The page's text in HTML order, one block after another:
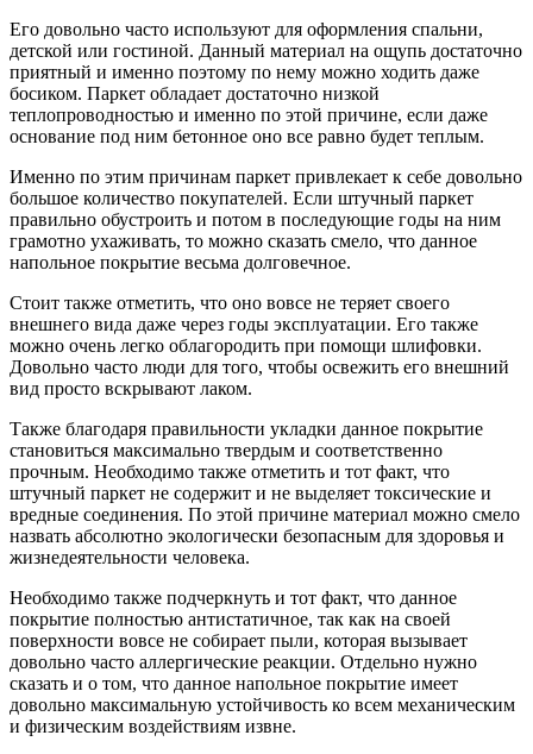
Его довольно часто используют для оформления спальни,
детской или гостиной. Данный материал на ощупь достаточно
приятный и именно поэтому по нему можно ходить даже
босиком. Паркет обладает достаточно низкой
теплопроводностью и именно по этой причине, если даже
основание под ним бетонное оно все равно будет теплым.
Именно по этим причинам паркет привлекает к себе довольно
большое количество покупателей. Если штучный паркет
правильно обустроить и потом в последующие годы на ним
грамотно ухаживать, то можно сказать смело, что данное
напольное покрытие весьма долговечное.
Стоит также отметить, что оно вовсе не теряет своего
внешнего вида даже через годы эксплуатации. Его также
можно очень легко облагородить при помощи шлифовки.
Довольно часто люди для того, чтобы освежить его внешний
вид просто вскрывают лаком.
Также благодаря правильности укладки данное покрытие
становиться максимально твердым и соответственно
прочным. Необходимо также отметить и тот факт, что
штучный паркет не содержит и не выделяет токсические и
вредные соединения. По этой причине материал можно смело
назвать абсолютно экологически безопасным для здоровья и
жизнедеятельности человека.
Необходимо также подчеркнуть и тот факт, что данное
покрытие полностью антистатичное, так как на своей
поверхности вовсе не собирает пыли, которая вызывает
довольно часто аллергические реакции. Отдельно нужно
сказать и о том, что данное напольное покрытие имеет
довольно максимальную устойчивость ко всем механическим
и физическим воздействиям извне.